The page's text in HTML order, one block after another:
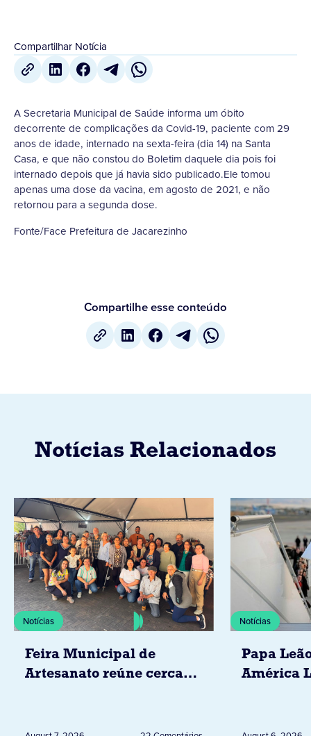
Compartilhar Notícia
A Secretaria Municipal de Saúde informa um óbito
decorrente de complicações da Covid-19, paciente com 29
anos de idade, internado na sexta-feira (dia 14) na Santa
Casa, e que não constou do Boletim daquele dia pois foi
internado depois que já havia sido publicado.Ele tomou
apenas uma dose da vacina, em agosto de 2021, e não
retornou para a segunda dose.
Fonte/Face Prefeitura de Jacarezinho
Compartilhe esse conteúdo
Notícias Relacionados
Notícias
Feira Municipal de
Artesanato reúne cerca
Notícias
Papa
América
Peru